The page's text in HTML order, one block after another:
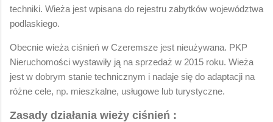
techniki. Wieża jest wpisana do rejestru zabytków województwa
podlaskiego.
Obecnie wieża ciśnień w Czeremsze jest nieużywana. PKP
Nieruchomości wystawiły ją na sprzedaż w 2015 roku. Wieża
jest w dobrym stanie technicznym i nadaje się do adaptacji na
różne cele, np. mieszkalne, usługowe lub turystyczne.
Zasady działania wieży ciśnień :